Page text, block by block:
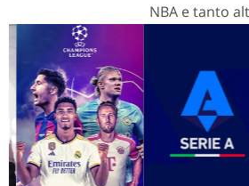
NBA e tanto